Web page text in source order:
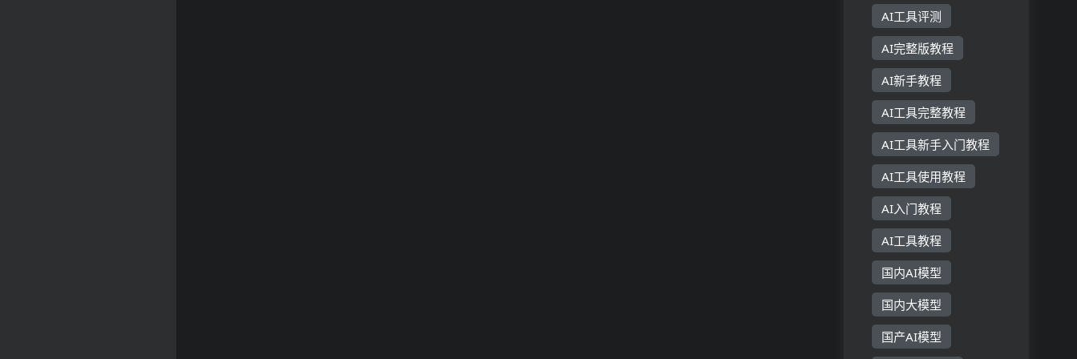
AI工具评测
AI完整版教程
AI新手教程
AI工具完整教程
AI工具新手入门教程
AI工具使用教程
AI入门教程
AI工具教程
国内AI模型
国内大模型
国产AI模型